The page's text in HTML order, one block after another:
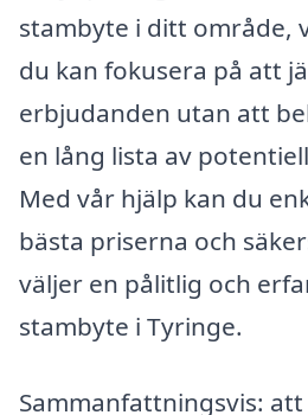
stambyte i ditt område,
du kan fokusera på att
erbjudanden utan att
en lång lista av
Med vår hjälp kan du
bästa priserna och
väljer en pålitlig och
stambyte i Tyringe.
Sammanfattningsvis: